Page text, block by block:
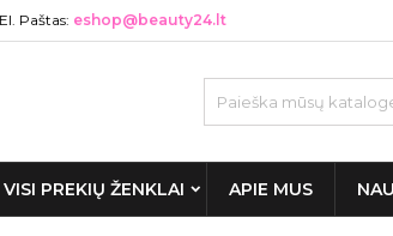
El. Paštas: eshop@beauty24.lt
VISI PREKIŲ ŽENKLAI APIE MUS